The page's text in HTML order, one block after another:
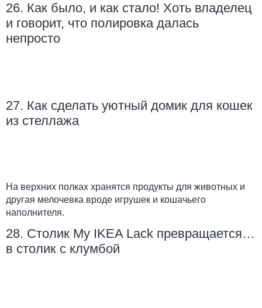
26. Как было, и как стало! Хоть владелец
и говорит, что полировка далась
непросто
27. Как сделать уютный домик для кошек
из стеллажа
На верхних полках хранятся продукты для животных и
другая мелочевка вроде игрушек и кошачьего
наполнителя.
28. Столик My IKEA Lack превращается…
в столик с клумбой